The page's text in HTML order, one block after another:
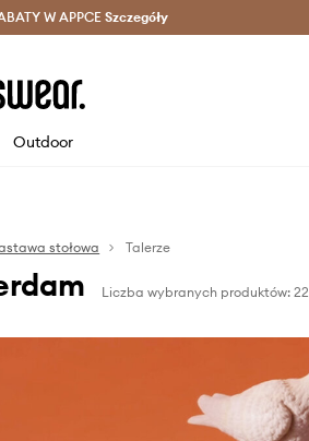
Dostawa nawet w 24h >
W APPCE Szczegóły
Outdoor
stołowa Talerze
Liczba wybranych produktów: 22